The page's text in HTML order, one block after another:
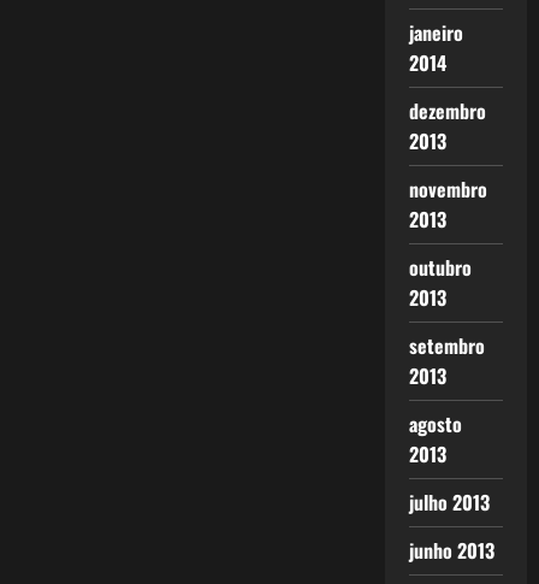
janeiro
2014
dezembro
2013
novembro
2013
outubro
2013
setembro
2013
agosto
2013
julho 2013
junho 2013